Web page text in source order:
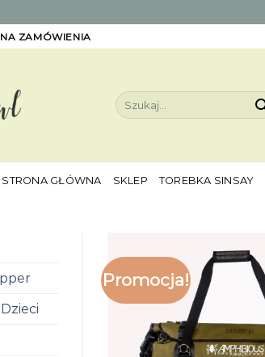
ZAMÓWIENIA
Szukaj:
STRONA GŁÓWNA SKLEP TOREBKA SINSAY
Promocja!